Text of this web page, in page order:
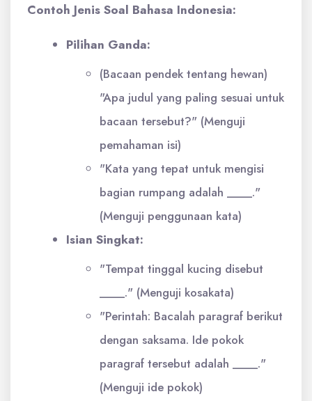
Contoh Jenis Soal Bahasa Indonesia:
Pilihan Ganda:
(Bacaan pendek tentang hewan)
"Apa judul yang paling sesuai untuk
bacaan tersebut?" (Menguji
pemahaman isi)
"Kata yang tepat untuk mengisi
bagian rumpang adalah ____."
(Menguji penggunaan kata)
Isian Singkat:
"Tempat tinggal kucing disebut
____." (Menguji kosakata)
"Perintah: Bacalah paragraf berikut
dengan saksama. Ide pokok
paragraf tersebut adalah ____."
(Menguji ide pokok)